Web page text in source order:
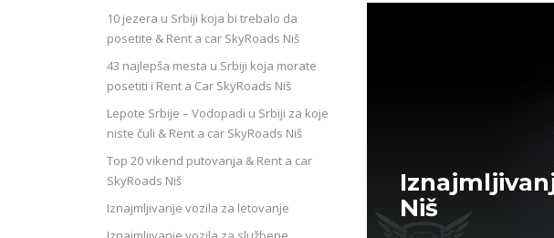
Niš
10 jezera u Srbiji koja bi trebalo da
posetite & Rent a car SkyRoads Niš
43 najlepša mesta u Srbiji koja morate
posetiti i Rent a Car SkyRoads Niš
Lepote Srbije – Vodopadi u Srbiji za koje
niste čuli & Rent a car SkyRoads Niš
Top 20 vikend putovanja & Rent a car
SkyRoads Niš
Iznajmljivanje vozila za letovanje